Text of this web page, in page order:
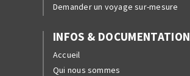
Demander un voyage sur-mesure
INFOS & DOCUMENTATION
Accueil
Qui nous sommes